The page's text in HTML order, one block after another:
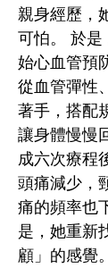
親身經歷，
可怕。 於是
始心血管預
從血管彈性
著手，搭配
讓身體慢慢
成六次療程
頭痛減少，
痛的頻率也
是，她重新
顧」的感覺